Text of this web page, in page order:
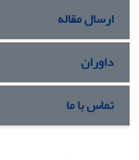
ارسال مقاله
داوران
تماس با ما